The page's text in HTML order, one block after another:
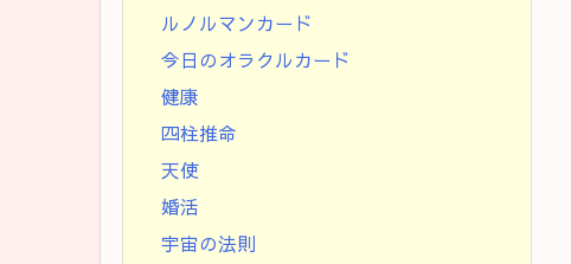
ルノルマンカード
今日のオラクルカード
健康
四柱推命
天使
婚活
宇宙の法則